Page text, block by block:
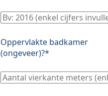
Oppervlakte badkamer
(ongeveer)?*